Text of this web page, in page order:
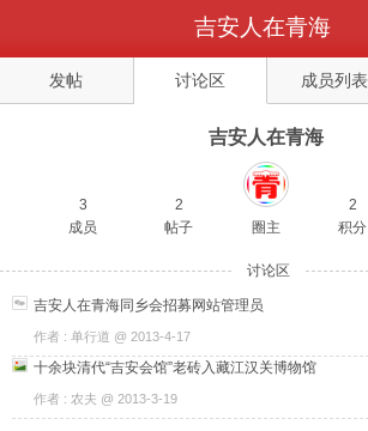
吉安人在青海
返回
发帖
发帖 讨论区 成员列表
吉安人在青海
3
成员
2
帖子
圈主
2
积分
讨论区
吉安人在青海同乡会招募网站管理员
作者 : 单行道 @ 2013-4-17
十余块清代“吉安会馆”老砖入藏江汉关博物馆
作者 : 农夫 @ 2013-3-19